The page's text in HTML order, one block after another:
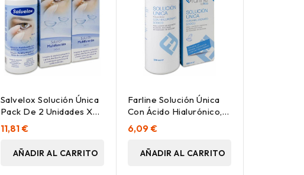
Salvelox Solución Única
Pack De 2 Unidades X
360Ml + Portalentes
11,81 €
AÑADIR AL CARRITO
Farline Solución Única
Con Ácido Hialurónico,
500 Ml
6,09 €
AÑADIR AL CARRITO